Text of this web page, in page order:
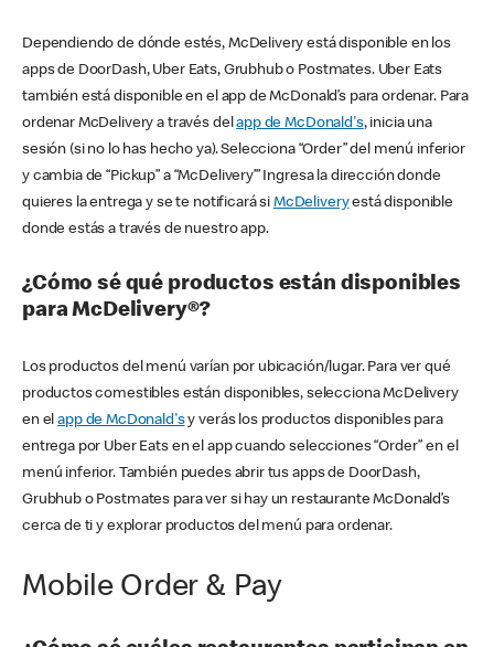
Dependiendo de dónde estés, McDelivery está disponible en los
apps de DoorDash, Uber Eats, Grubhub o Postmates. Uber Eats
también está disponible en el app de McDonald’s para ordenar. Para
ordenar McDelivery a través delapp de McDonald's, inicia una
sesión (si no lo has hecho ya). Selecciona “Order” del menú inferior
y cambia de “Pickup” a “McDelivery’” Ingresa la dirección donde
quieres la entrega y se te notificará si McDeliveryestá disponible
donde estás a través de nuestro app.
¿Cómo sé qué productos están disponibles
para McDelivery®?
Los productos del menú varían por ubicación/lugar. Para ver qué
productos comestibles están disponibles, selecciona McDelivery
en elapp de McDonald'sy verás los productos disponibles para
entrega por Uber Eats en el app cuando selecciones “Order” en el
menú inferior. También puedes abrir tus apps de DoorDash,
Grubhub o Postmates para ver si hay un restaurante McDonald’s
cerca de ti y explorar productos del menú para ordenar.
Mobile Order & Pay